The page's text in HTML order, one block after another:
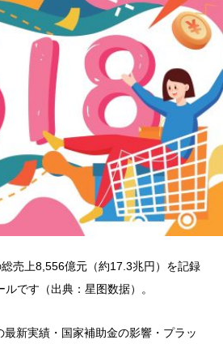
売上8,556億元（約17.3兆円）を記録
です（出典：星图数据）。
新実績・国家補助金の影響・プラッ